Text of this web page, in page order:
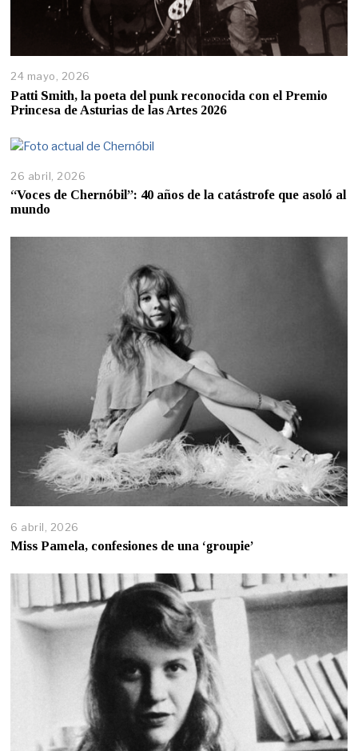
24 mayo, 2026
Patti Smith, la poeta del punk reconocida con el Premio
Princesa de Asturias de las Artes 2026
26 abril, 2026
“Voces de Chernóbil”: 40 años de la catástrofe que asoló al
mundo
6 abril, 2026
Miss Pamela, confesiones de una ‘groupie’